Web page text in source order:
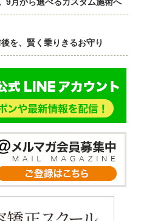
を、賢く乗りきるお守り